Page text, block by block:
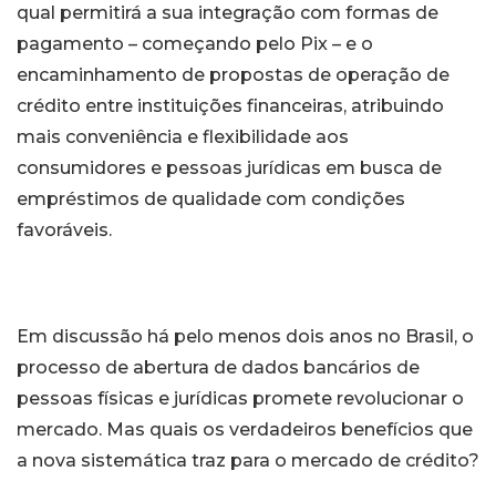
qual permitirá a sua integração com formas de
pagamento – começando pelo Pix – e o
encaminhamento de propostas de operação de
crédito entre instituições financeiras, atribuindo
mais conveniência e flexibilidade aos
consumidores e pessoas jurídicas em busca de
empréstimos de qualidade com condições
favoráveis.
Em discussão há pelo menos dois anos no Brasil, o
processo de abertura de dados bancários de
pessoas físicas e jurídicas promete revolucionar o
mercado. Mas quais os verdadeiros benefícios que
a nova sistemática traz para o mercado de crédito?